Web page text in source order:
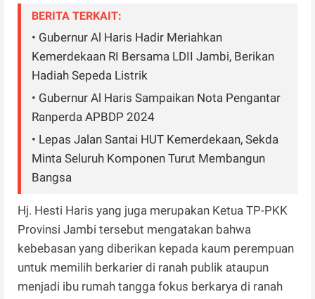
BERITA TERKAIT:
• Gubernur Al Haris Hadir Meriahkan
Kemerdekaan RI Bersama LDII Jambi, Berikan
Hadiah Sepeda Listrik
• Gubernur Al Haris Sampaikan Nota Pengantar
Ranperda APBDP 2024
• Lepas Jalan Santai HUT Kemerdekaan, Sekda
Minta Seluruh Komponen Turut Membangun
Bangsa
Hj. Hesti Haris yang juga merupakan Ketua TP-PKK
Provinsi Jambi tersebut mengatakan bahwa
kebebasan yang diberikan kepada kaum perempuan
untuk memilih berkarier di ranah publik ataupun
menjadi ibu rumah tangga fokus berkarya di ranah